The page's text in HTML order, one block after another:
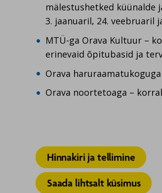
mälestushetked küünalde
3. jaanuaril, 24. veebruaril
MTÜ-ga Orava Kultuur –
erinevaid õpitubasid ja
Orava
Orava noortetoaga –
Hinnakiri ja tellimine
Saada lihtsalt küsimus